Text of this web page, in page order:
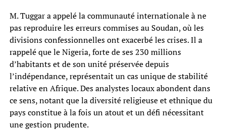
M. Tuggar a appelé la communauté internationale à ne
pas reproduire les erreurs commises au Soudan, où les
divisions confessionnelles ont exacerbé les crises. Il a
rappelé que le Nigeria, forte de ses 230 millions
d’habitants et de son unité préservée depuis
l’indépendance, représentait un cas unique de stabilité
relative en Afrique. Des analystes locaux abondent dans
ce sens, notant que la diversité religieuse et ethnique du
pays constitue à la fois un atout et un défi nécessitant
une gestion prudente.